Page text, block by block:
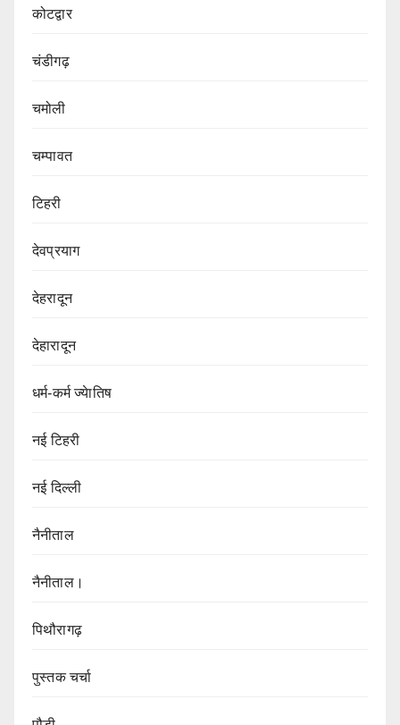
कोटद्वार
चंडीगढ़
चमोली
चम्पावत
टिहरी
देवप्रयाग
देहरादून
देहारादून
धर्म-कर्म ज्येातिष
नई टिहरी
नई दिल्ली
नैनीताल
नैनीताल।
पिथौरागढ़
पुस्तक चर्चा